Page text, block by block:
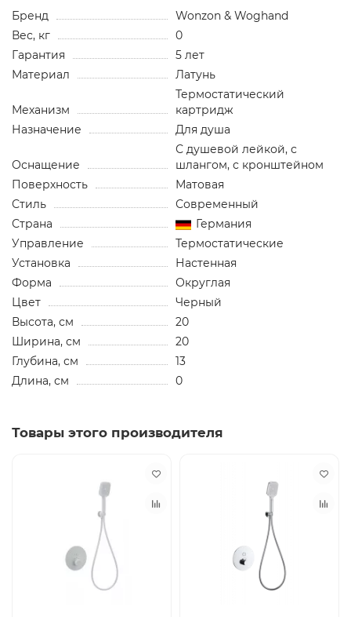
Бренд
Wonzon & Woghand
Вес, кг
0
Гарантия
5 лет
Материал
Латунь
Механизм
Термостатический
картридж
Назначение
Для душа
Оснащение
С душевой лейкой, с
шлангом, с кронштейном
Поверхность
Матовая
Стиль
Современный
Страна
Германия
Управление
Термостатические
Установка
Настенная
Форма
Округлая
Цвет
Черный
Высота, см
20
Ширина, см
20
Глубина, см
13
Длина, см
0
Товары этого производителя